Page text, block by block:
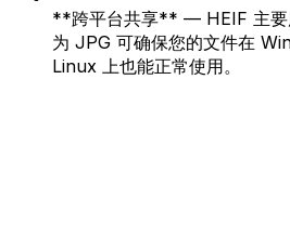
**跨平台共享** — HEIF 主要
为 JPG 可确保您的文件在
Linux 上也能正常使用。